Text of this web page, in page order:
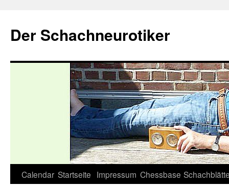
springen
Der Schachneurotiker
Calendar Startseite Impressum Chessbase